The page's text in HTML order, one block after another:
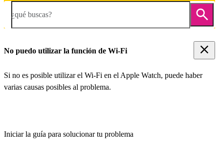
¿qué buscas?
No puedo utilizar la función de Wi-Fi
Si no es posible utilizar el Wi-Fi en el Apple Watch, puede haber
varias causas posibles al problema.
Iniciar la guía para solucionar tu problema